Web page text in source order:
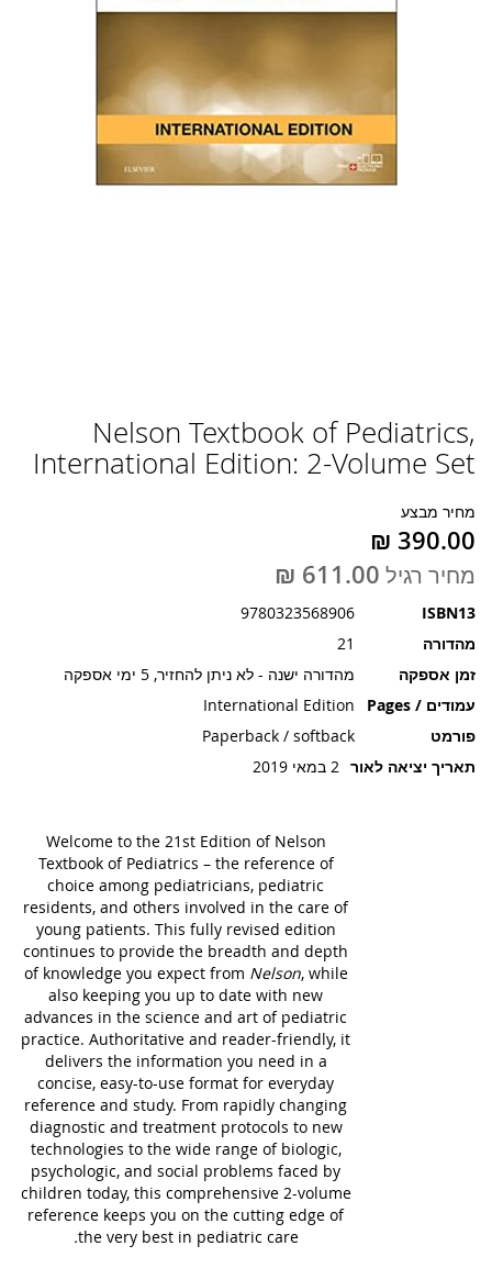
Nelson Textbook of Pediatrics,
International Edition: 2-Volume Set
מחיר מבצע
מחיר רגיל
ISBN13
9780323568906
מהדורה
21
זמן אספקה
מהדורה ישנה - לא ניתן להחזיר, 5 ימי אספקה
עמודים / Pages
International Edition
פורמט
Paperback / softback
תאריך יציאה לאור 2 במאי 2019
Welcome to the 21st Edition of Nelson
Textbook of Pediatrics – the reference of
choice among pediatricians, pediatric
residents, and others involved in the care of
young patients. This fully revised edition
continues to provide the breadth and depth
of knowledge you expect from Nelson, while
also keeping you up to date with new
advances in the science and art of pediatric
practice. Authoritative and reader-friendly, it
delivers the information you need in a
concise, easy-to-use format for everyday
reference and study. From rapidly changing
diagnostic and treatment protocols to new
technologies to the wide range of biologic,
psychologic, and social problems faced by
children today, this comprehensive 2-volume
reference keeps you on the cutting edge of
the very best in pediatric care
.
להתחלה
של
גלריית